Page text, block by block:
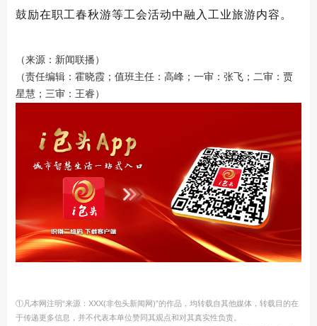
鼓励在职工春秋游等工会活动中融入工业旅游内容。
（来源：新闻联播）
（责任编辑：霍晓霞；值班主任：高峰；一审：张飞；二审：贾
星慧；三审：王睿）
①凡本网注明“来源：XXX(非包头新闻网)”的作品，均转载自其他媒体，转载目的在
于传递更多信息，并不代表本单位赞同其观点和对其真实性负责。